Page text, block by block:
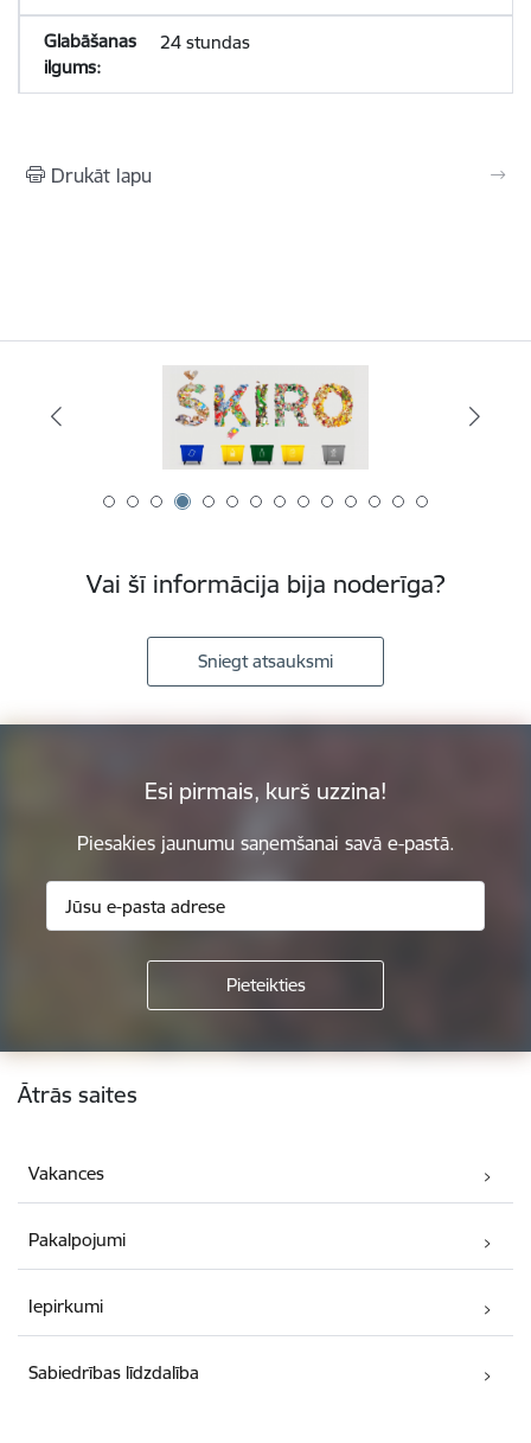
24 stundas
Drukāt lapu
Vai šī informācija bija noderīga?
Sniegt atsauksmi
Esi pirmais, kurš uzzina!
Piesakies jaunumu saņemšanai savā e-pastā.
Kājene
Ātrās saites
Vakances
Pakalpojumi
Iepirkumi
Sabiedrības līdzdalība